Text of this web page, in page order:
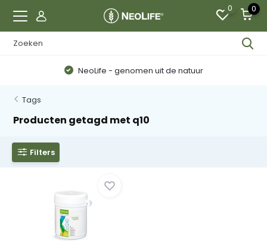
0 0
NeoLife - genomen uit de natuur
Tags
Producten getagd met q10
Filters